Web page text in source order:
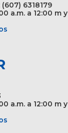
6318179
a.m. a 12:00 m y
a.m. a 12:00 m y